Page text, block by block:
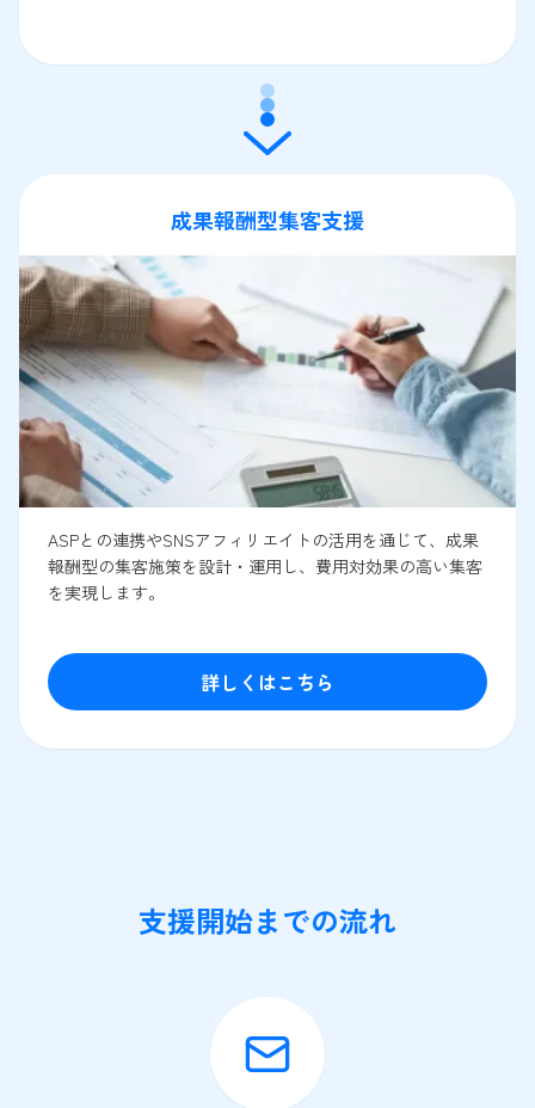
成果報酬型集客支援
ASPとの連携やSNSアフィリエイトの活用を通じて、成果
報酬型の集客施策を設計・運用し、費用対効果の高い集客
を実現します。
詳しくはこちら
支援開始までの流れ